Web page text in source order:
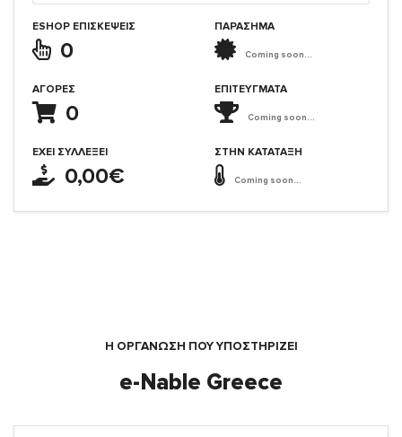
ESHOP ΕΠΙΣΚΈΨΕΙΣ
0
ΑΓΟΡΈΣ
0
ΈΧΕΙ ΣΥΛΛΈΞΕΙ
0,00€
ΠΑΡΑΣΗΜΑ
Coming soon...
ΕΠΙΤΕΎΓΜΑΤΑ
Coming soon...
ΣΤΗΝ ΚΑΤΆΤΑΞΗ
Coming soon...
Η ΟΡΓΆΝΩΣΗ ΠΟΥ ΥΠΟΣΤΗΡΙΖΕΙ
e-Nable Greece